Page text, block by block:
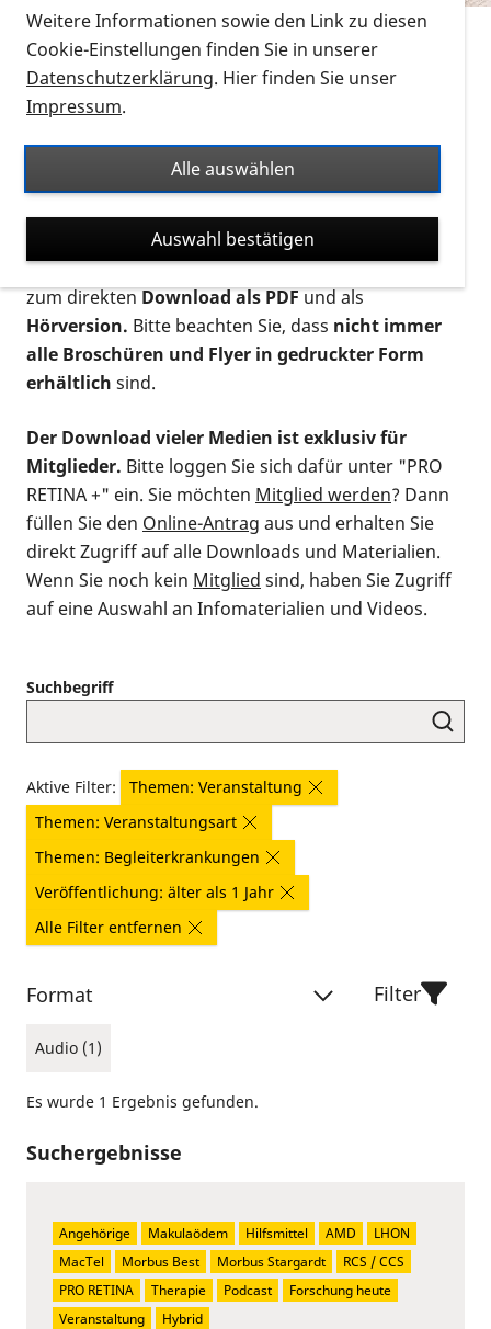
Thema Infomaterial auf der PRO RETINA-Website
für blinde und sehbehinderte Menschen an.
Auf dieser Seite finden Sie sämtliches Infomaterial
Ort. Nutzen Sie den Formatfilter, um ausschließlich
nach Flyern und Broschüren, Audios oder Videos zu
suchen. Die meisten Flyer und Broschüren werden in
verschiedenen Formaten angeboten: zur
postalischen Bestellung als gedruckte Variante
zum direktenDownload als PDFund als
Hörversion. Bitte beachten Sie, dass nicht immer
alle Broschüren und Flyer in gedruckter Form
erhältlich sind.
Der Download vieler Medien ist exklusiv für
Mitglieder. Bitte loggen Sie sich dafür unter "PRO
RETINA +" ein. Sie möchten Mitglied werden? Dann
füllen Sie den Online-Antrag aus und erhalten Sie
direkt Zugriff auf alle Downloads und Materialien.
Wenn Sie noch kein Mitglied sind, haben Sie Zugriff
auf eine Auswahl an Infomaterialien und Videos.
Suchbegriff
Aktive Filter:
Themen: Veranstaltung
Themen: Veranstaltungsart
Themen: Begleiterkrankungen
Veröffentlichung: älter als 1 Jahr
Alle Filter entfernen
Format
Audio (1)
Filter
Es wurde 1 Ergebnis gefunden.
Suchergebnisse
Angehörige Makulaödem Hilfsmittel AMD
LHON
MacTel
Morbus Best Morbus Stargardt
RCS / CCS
PRO RETINA
Therapie Podcast
Forschung heute
Veranstaltung
Hybrid
Weitere Informationen sowie den Link zu diesen
Cookie-Einstellungen finden Sie in unserer
Datenschutzerklärung. Hier finden Sie unser
Impressum.
Alle auswählen
Auswahl bestätigen